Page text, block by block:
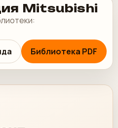
Mitsubishi
Библиотека PDF